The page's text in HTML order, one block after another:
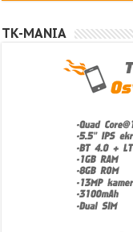
TK-MANIA